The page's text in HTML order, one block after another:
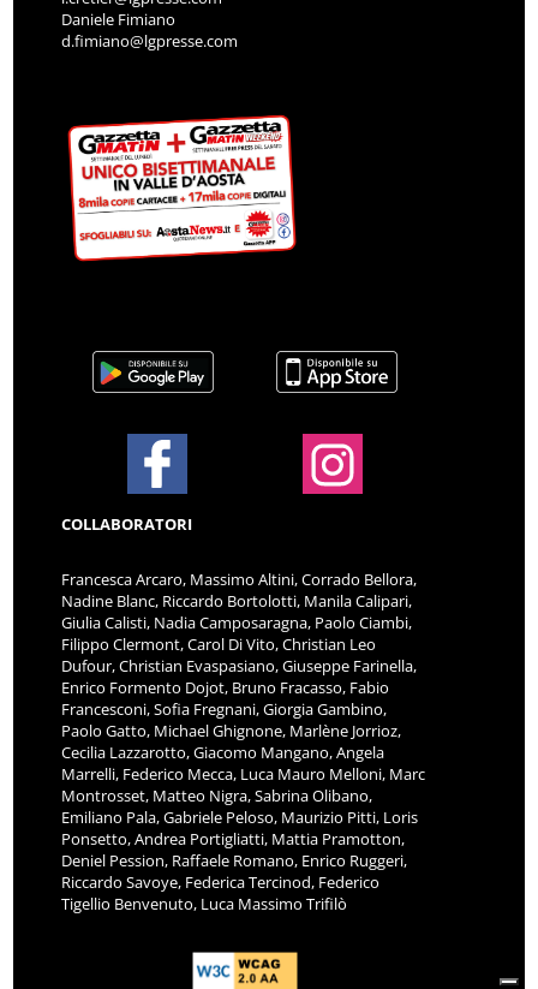
Daniele Fimiano
d.fimiano@lgpresse.com
COLLABORATORI
Francesca Arcaro, Massimo Altini, Corrado Bellora,
Nadine Blanc, Riccardo Bortolotti, Manila Calipari,
Giulia Calisti, Nadia Camposaragna, Paolo Ciambi,
Filippo Clermont, Carol Di Vito, Christian Leo
Dufour, Christian Evaspasiano, Giuseppe Farinella,
Enrico Formento Dojot, Bruno Fracasso, Fabio
Francesconi, Sofia Fregnani, Giorgia Gambino,
Paolo Gatto, Michael Ghignone, Marlène Jorrioz,
Cecilia Lazzarotto, Giacomo Mangano, Angela
Marrelli, Federico Mecca, Luca Mauro Melloni, Marc
Montrosset, Matteo Nigra, Sabrina Olibano,
Emiliano Pala, Gabriele Peloso, Maurizio Pitti, Loris
Ponsetto, Andrea Portigliatti, Mattia Pramotton,
Deniel Pession, Raffaele Romano, Enrico Ruggeri,
Riccardo Savoye, Federica Tercinod, Federico
Tigellio Benvenuto, Luca Massimo Trifilò